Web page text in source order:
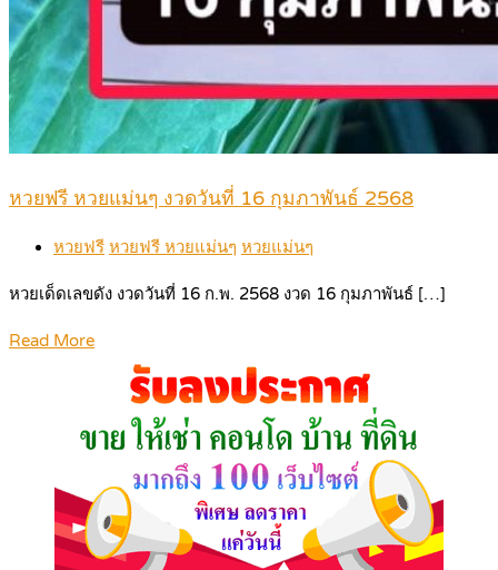
หวยฟรี หวยแม่นๆ งวดวันที่ 16 กุมภาพันธ์ 2568
หวยฟรี หวยฟรี หวยแม่นๆ หวยแม่นๆ
หวยเด็ดเลขดัง งวดวันที่ 16 ก.พ. 2568 งวด 16 กุมภาพันธ์ […]
Read More